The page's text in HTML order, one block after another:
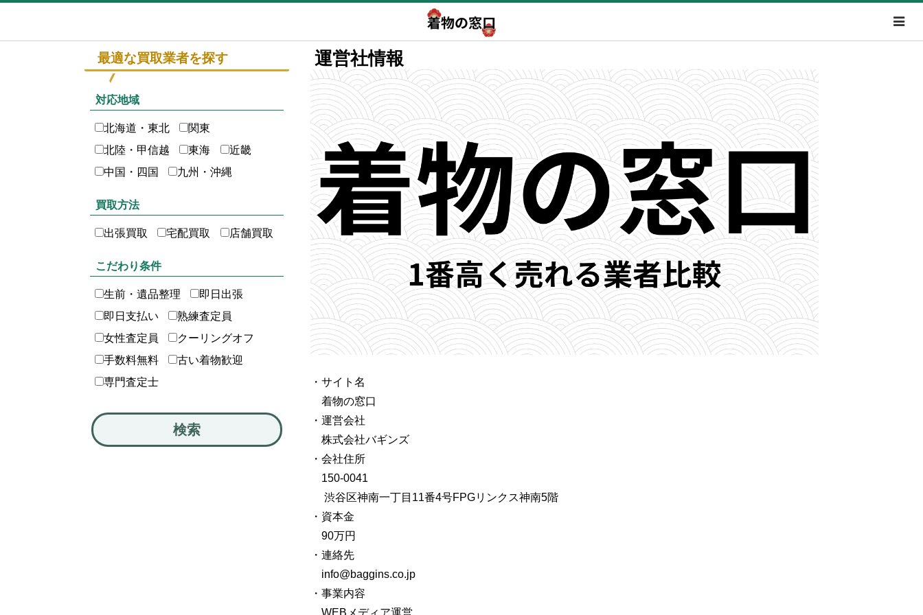
運営社情報
・サイト名
着物の窓口
・運営会社
株式会社バギンズ
・会社住所
150-0041
渋谷区神南一丁目11番4号FPGリンクス神南5階
・資本金
90万円
・連絡先
info@baggins.co.jp
・事業内容
WEBメディア運営
最適な買取業者を探す
対応地域
北海道・東北
関東
北陸・甲信越
東海
近畿
中国・四国
九州・沖縄
買取方法
出張買取 宅配買取 店舗買取
こだわり条件
生前・遺品整理
即日出張
即日支払い
熟練査定員
女性査定員
クーリングオフ
手数料無料
古い着物歓迎
専門査定士
検索